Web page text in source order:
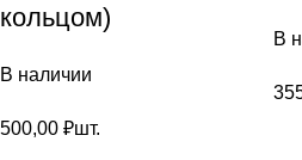
кольцом)
В наличии
500,00 ₽шт.
В